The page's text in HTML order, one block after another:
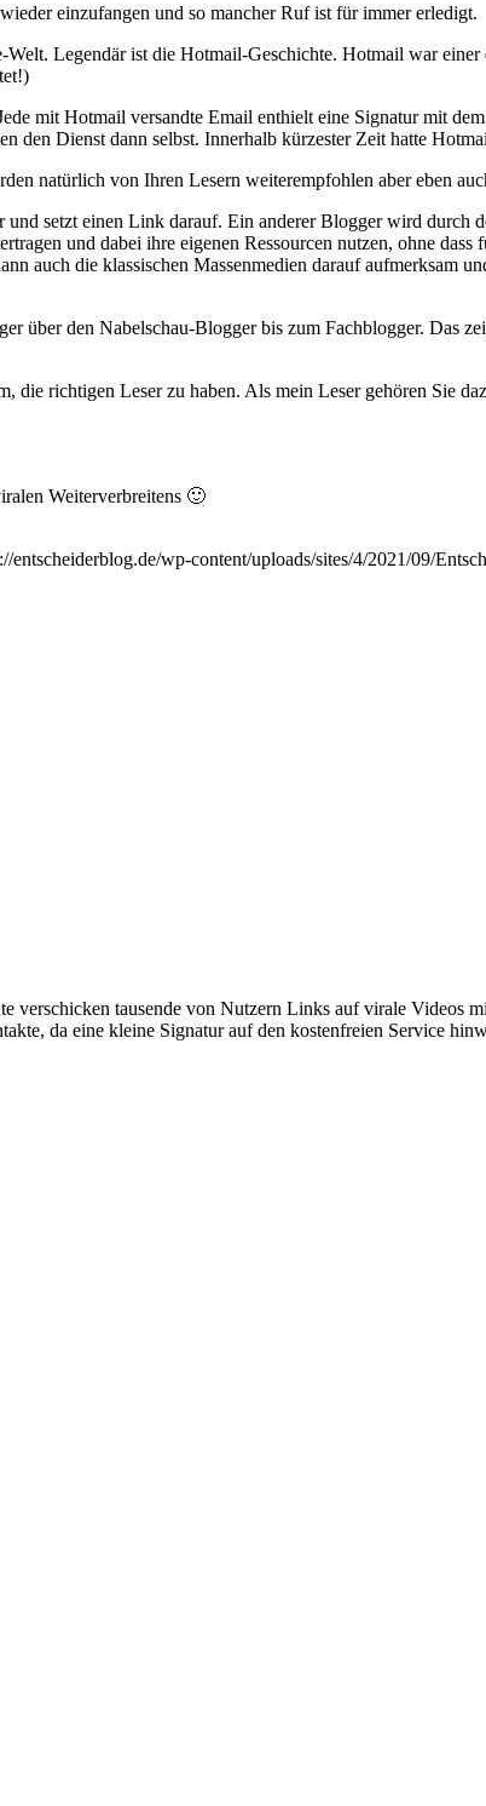
einzufangen und so mancher Ruf ist für immer erledigt.
Legendär ist die Hotmail-Geschichte. Hotmail war einer
mit Hotmail versandte Email enthielt eine Signatur mit
den Dienst dann selbst. Innerhalb kürzester Zeit hatte
natürlich von Ihren Lesern weiterempfohlen aber eben
setzt einen Link darauf. Ein anderer Blogger wird durch
und dabei ihre eigenen Ressourcen nutzen, ohne dass
auch die klassischen Massenmedien darauf aufmerksam
den Nabelschau-Blogger bis zum Fachblogger. Das
richtigen Leser zu haben. Als mein Leser gehören Sie
Weiterverbreitens 🙂
entscheiderblog.de/wp-content/uploads/sites/4/2021/09/
tausende von Nutzern Links auf virale Videos
da eine kleine Signatur auf den kostenfreien Service